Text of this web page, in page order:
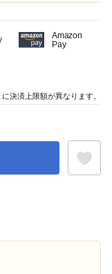
Amazon
Pay
決済上限額が異なります。